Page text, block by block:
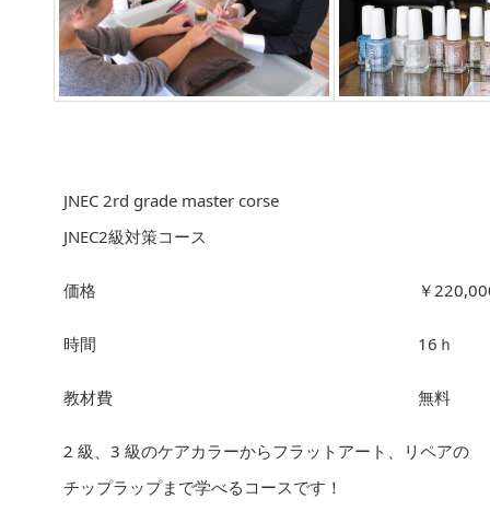
JNEC 2rd grade master corse
JNEC2級対策コース
価格 ￥
時間 16ｈ
教材費 無料
2 級、3 級のケアカラーからフラットアート、リペアの
チップラップまで学べるコースです！